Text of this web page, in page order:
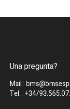
Una pregunta?
Mail :
Tel. : +34/